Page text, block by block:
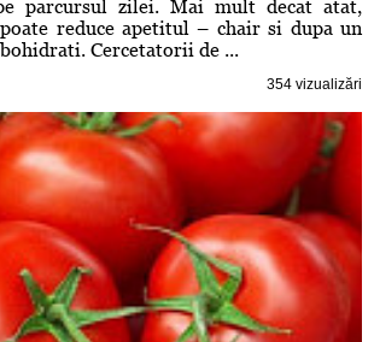
parcursul zilei. Mai mult decat atat,
reduce apetitul – chair si dupa un
Cercetatorii de ...
354 vizualizări